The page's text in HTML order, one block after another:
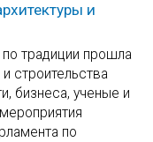
и
традиции прошла
строительства
бизнеса, ученые и
по